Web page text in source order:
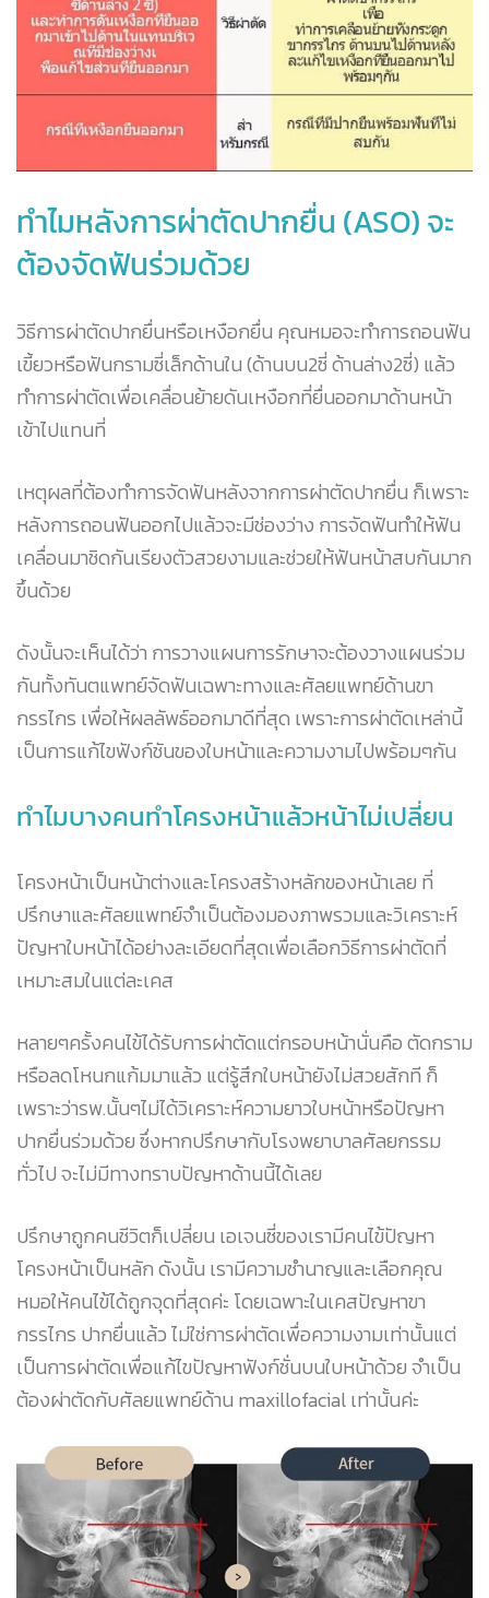
ทำไมหลังการผ่าตัดปากยื่น (ASO) จะ
ต้องจัดฟันร่วมด้วย
วิธีการผ่าตัดปากยื่นหรือเหงือกยื่น คุณหมอจะทำการถอนฟัน
เขี้ยวหรือฟันกรามซี่เล็กด้านใน (ด้านบน2ซี่ ด้านล่าง2ซี่) แล้ว
ทำการผ่าตัดเพื่อเคลื่อนย้ายดันเหงือกที่ยื่นออกมาด้านหน้า
เข้าไปแทนที่
เหตุผลที่ต้องทำการจัดฟันหลังจากการผ่าตัดปากยื่น ก็เพราะ
หลังการถอนฟันออกไปแล้วจะมีช่องว่าง การจัดฟันทำให้ฟัน
เคลื่อนมาชิดกันเรียงตัวสวยงามและช่วยให้ฟันหน้าสบกันมาก
ขึ้นด้วย
ดังนั้นจะเห็นได้ว่า การวางแผนการรักษาจะต้องวางแผนร่วม
กันทั้งทันตแพทย์จัดฟันเฉพาะทางและศัลยแพทย์ด้านขา
กรรไกร เพื่อให้ผลลัพธ์ออกมาดีที่สุด เพราะการผ่าตัดเหล่านี้
เป็นการแก้ไขฟังก์ชันของใบหน้าและความงามไปพร้อมๆกัน
ทำไมบางคนทำโครงหน้าแล้วหน้าไม่เปลี่ยน
โครงหน้าเป็นหน้าต่างและโครงสร้างหลักของหน้าเลย ที่
ปรึกษาและศัลยแพทย์จำเป็นต้องมองภาพรวมและวิเคราะห์
ปัญหาใบหน้าได้อย่างละเอียดที่สุดเพื่อเลือกวิธีการผ่าตัดที่
เหมาะสมในแต่ละเคส
หลายๆครั้งคนไข้ได้รับการผ่าตัดแต่กรอบหน้านั่นคือ ตัดกราม
หรือลดโหนกแก้มมาแล้ว แต่รู้สึกใบหน้ายังไม่สวยสักที ก็
เพราะว่ารพ.นั้นๆไม่ได้วิเคราะห์ความยาวใบหน้าหรือปัญหา
ปากยื่นร่วมด้วย ซึ่งหากปรึกษากับโรงพยาบาลศัลยกรรม
ทั่วไป จะไม่มีทางทราบปัญหาด้านนี้ได้เลย
ปรึกษาถูกคนชีวิตก็เปลี่ยน เอเจนซี่ของเรามีคนไข้ปัญหา
โครงหน้าเป็นหลัก ดังนั้น เรามีความชำนาญและเลือกคุณ
หมอให้คนไข้ได้ถูกจุดที่สุดค่ะ โดยเฉพาะในเคสปัญหาขา
กรรไกร ปากยื่นแล้ว ไม่ใช่การผ่าตัดเพื่อความงามเท่านั้นแต่
เป็นการผ่าตัดเพื่อแก้ไขปัญหาฟังก์ชั่นบนใบหน้าด้วย จำเป็น
ต้องผ่าตัดกับศัลยแพทย์ด้าน maxillofacial เท่านั้นค่ะ